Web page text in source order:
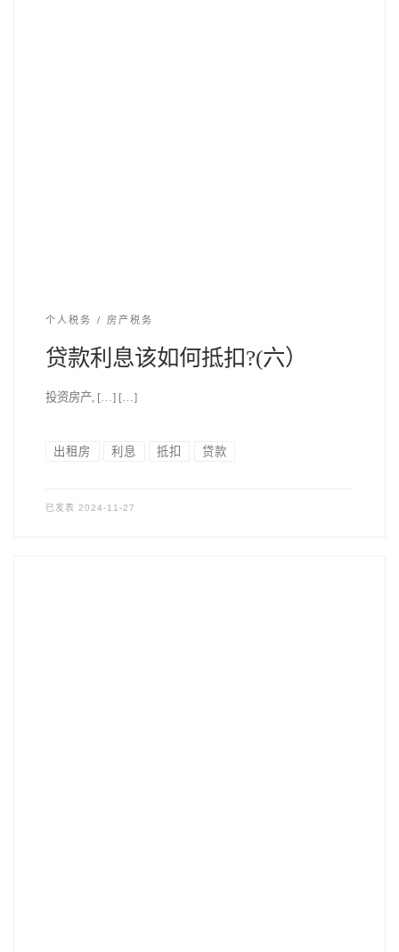
个人税务 房产税务
贷款利息该如何抵扣?(六）
投资房产, […] […]
出租房 利息 抵扣 贷款
已发表 2024-11-27